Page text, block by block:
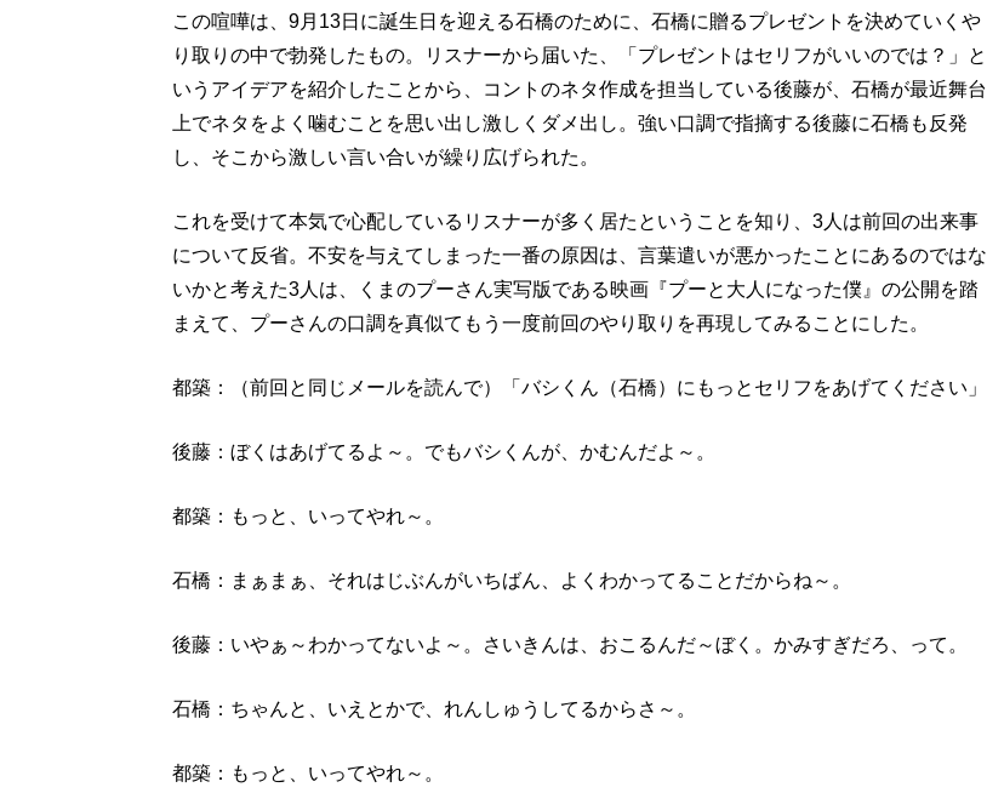
この喧嘩は、9月13日に誕生日を迎える石橋のために、石橋に贈るプレゼントを決めていくや
り取りの中で勃発したもの。リスナーから届いた、「プレゼントはセリフがいいのでは？」と
いうアイデアを紹介したことから、コントのネタ作成を担当している後藤が、石橋が最近舞台
上でネタをよく噛むことを思い出し激しくダメ出し。強い口調で指摘する後藤に石橋も反発
し、そこから激しい言い合いが繰り広げられた。
これを受けて本気で心配しているリスナーが多く居たということを知り、3人は前回の出来事
について反省。不安を与えてしまった一番の原因は、言葉遣いが悪かったことにあるのではな
いかと考えた3人は、くまのプーさん実写版である映画『プーと大人になった僕』の公開を踏
まえて、プーさんの口調を真似てもう一度前回のやり取りを再現してみることにした。
都築：（前回と同じメールを読んで）「バシくん（石橋）にもっとセリフをあげてください」
後藤：ぼくはあげてるよ～。でもバシくんが、かむんだよ～。
都築：もっと、いってやれ～。
石橋：まぁまぁ、それはじぶんがいちばん、よくわかってることだからね～。
後藤：いやぁ～わかってないよ～。さいきんは、おこるんだ～ぼく。かみすぎだろ、って。
石橋：ちゃんと、いえとかで、れんしゅうしてるからさ～。
都築：もっと、いってやれ～。